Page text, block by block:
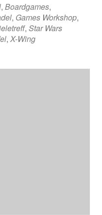
, Boardgames,
, Games Workshop,
, Star Wars
, X-Wing